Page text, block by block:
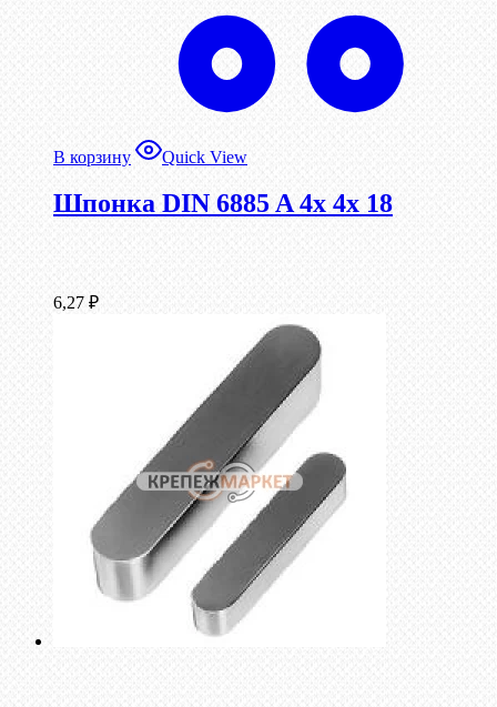
В корзину Quick View
Шпонка DIN 6885 A 4x 4x 18
6,27 ₽